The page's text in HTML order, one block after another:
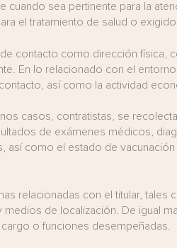
cuando sea pertinente para la
el tratamiento de salud o
contacto como dirección física,
En lo relacionado con el
así como la actividad
casos, contratistas, se
de exámenes médicos,
así como el estado de
relacionadas con el titular, tales
de localización. De igual
o funciones desempeñadas.